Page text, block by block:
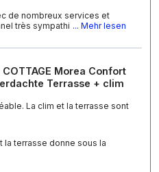
de nombreux services et
très sympathi ... Mehr lesen
Morea Confort
Terrasse + clim
La clim et la terrasse sont
terrasse donne sous la